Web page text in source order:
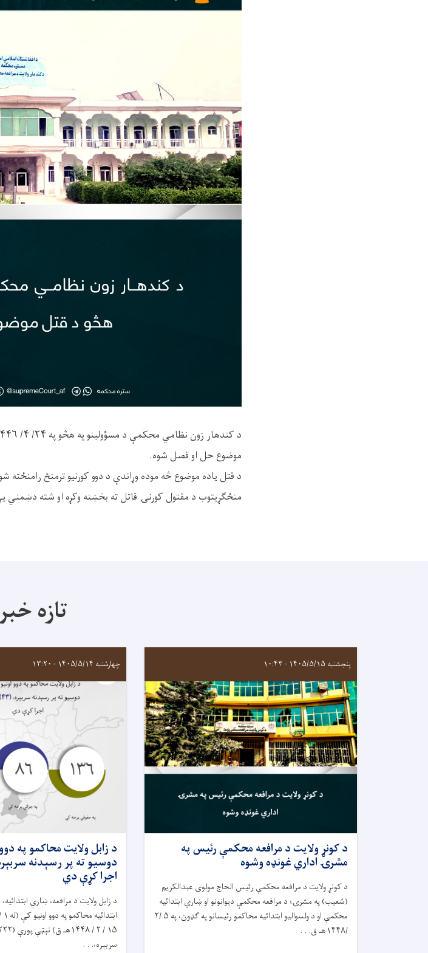
موضوع حل او فصل شوه.
د قتل یاده موضوع څه موده وړاندې د دوو کورنيو ترمنځ
منځګړيتوب د مقتول کورنۍ قاتل ته بخښنه وکړه او شته دښمني
تازه
پنجشنبه ۱۴۰۵/۵/۱۵ - ۱۰:۴۳
د کونړ ولایت د مرافعه محکمې رئيس په
مشرۍ اداري غونډه وشوه
د کونړ ولایت د مرافعه محکمې رئيس الحاج مولوی عبدالکریم
(شعیب) په مشرۍ؛ د مرافعه محکمې دېوانونو او ښاري ابتدائيه
محکمې او د ولسوالیو ابتدائيه محاکمو رئيسانو په ګډون، په ۵ /۲
/۱۴۴۸هـ ق. . .
چهارشنبه ۱۴۰۵/۵/۱۴ - ۱۳:۲۰
اجرا کړې دي
د زابل ولایت د مرافعه، ښاري
سربېره،. . .